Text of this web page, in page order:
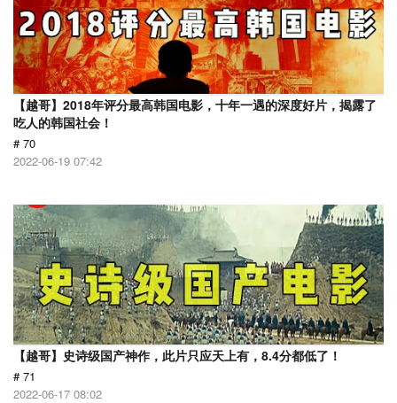
【越哥】2018年评分最高韩国电影，十年一遇的深度好片，揭露了
吃人的韩国社会！
# 70
2022-06-19 07:42
【越哥】史诗级国产神作，此片只应天上有，8.4分都低了！
# 71
2022-06-17 08:02